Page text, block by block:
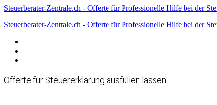
Steuerberater-Zentrale.ch - Offerte für Professionelle Hilfe bei der
Steuerberater-Zentrale.ch - Offerte für Professionelle Hilfe bei der
Offerte für Steuererklärung ausfüllen lassen: